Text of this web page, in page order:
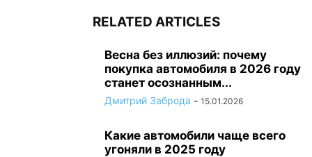
RELATED ARTICLES
Весна без иллюзий: почему
покупка автомобиля в 2026 году
станет осознанным...
Дмитрий Заброда - 15.01.2026
Какие автомобили чаще всего
угоняли в 2025 году